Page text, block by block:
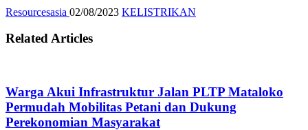
Resourcesasia 02/08/2023 KELISTRIKAN
Related Articles
Warga Akui Infrastruktur Jalan PLTP Mataloko
Permudah Mobilitas Petani dan Dukung
Perekonomian Masyarakat